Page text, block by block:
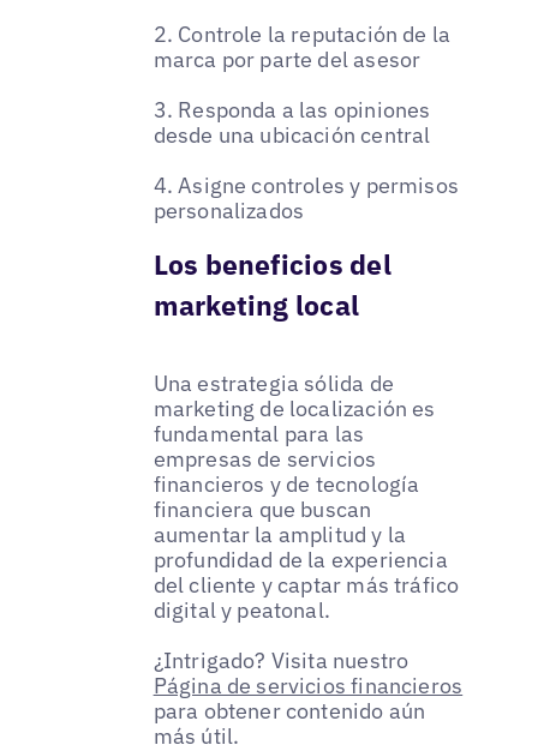
2. Controle la reputación de la
marca por parte del asesor
3. Responda a las opiniones
desde una ubicación central
4. Asigne controles y permisos
personalizados
Los beneficios del
marketing local
Una estrategia sólida de
marketing de localización es
fundamental para las
empresas de servicios
financieros y de tecnología
financiera que buscan
aumentar la amplitud y la
profundidad de la experiencia
del cliente y captar más tráfico
digital y peatonal.
¿Intrigado? Visita nuestro
Página de servicios financieros
para obtener contenido aún
más útil.